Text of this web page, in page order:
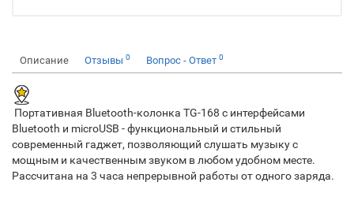
Описание Отзывы 0 Вопрос - Ответ 0
Портативная Bluetooth-колонка TG-168 с интерфейсами
Bluetooth и microUSB - функциональный и стильный
современный гаджет, позволяющий слушать музыку с
мощным и качественным звуком в любом удобном месте.
Рассчитана на 3 часа непрерывной работы от одного заряда.